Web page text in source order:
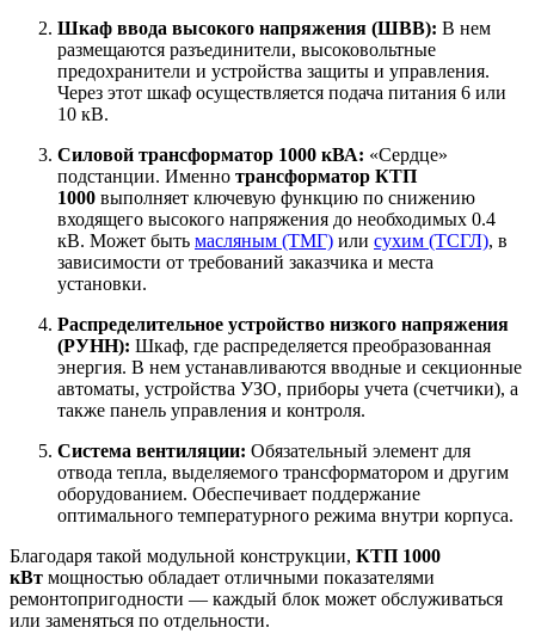
Шкаф ввода высокого напряжения (ШВВ): В нем
размещаются разъединители, высоковольтные
предохранители и устройства защиты и управления.
Через этот шкаф осуществляется подача питания 6 или
10 кВ.
Силовой трансформатор 1000 кВА: «Сердце»
подстанции. Именно трансформатор КТП
1000 выполняет ключевую функцию по снижению
входящего высокого напряжения до необходимых 0.4
кВ. Может быть масляным (ТМГ) или сухим (ТСГЛ), в
зависимости от требований заказчика и места
установки.
Распределительное устройство низкого напряжения
(РУНН): Шкаф, где распределяется преобразованная
энергия. В нем устанавливаются вводные и секционные
автоматы, устройства УЗО, приборы учета (счетчики), а
также панель управления и контроля.
Система вентиляции: Обязательный элемент для
отвода тепла, выделяемого трансформатором и другим
оборудованием. Обеспечивает поддержание
оптимального температурного режима внутри корпуса.
Благодаря такой модульной конструкции, КТП 1000
кВт мощностью обладает отличными показателями
ремонтопригодности — каждый блок может обслуживаться
или заменяться по отдельности.